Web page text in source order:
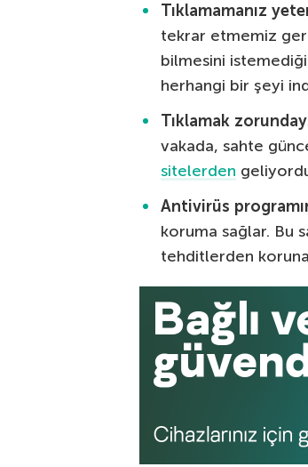
Tıklamamanız
tekrar etmemiz
bilmesini
herhangi bir şeyi
Tıklamak
vakada, sahte
sitelerden
Antivirüs
koruma sağlar. Bu
tehditlerden